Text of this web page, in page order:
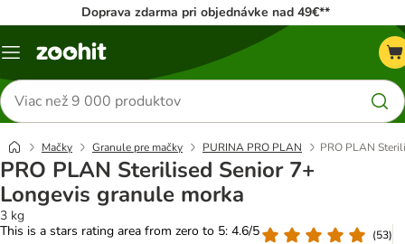
Doprava zdarma pri objednávke nad 49€**
Kategórie
Hľadať
produkty
Mačky Granule pre mačky PURINA PRO PLAN PRO PLAN
PRO PLAN Sterilised Senior 7+
Longevis granule morka
3 kg
This is a stars rating area from zero to 5: 4.6/5
(53)